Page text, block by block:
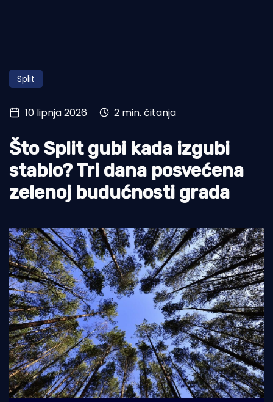
Obala
Otoci
Turizam i nautika
Pomorstvo
Ribolov
Ekologija
Split
10 lipnja 2026 2 min. čitanja
Što Split gubi kada izgubi
stablo? Tri dana posvećena
zelenoj budućnosti grada